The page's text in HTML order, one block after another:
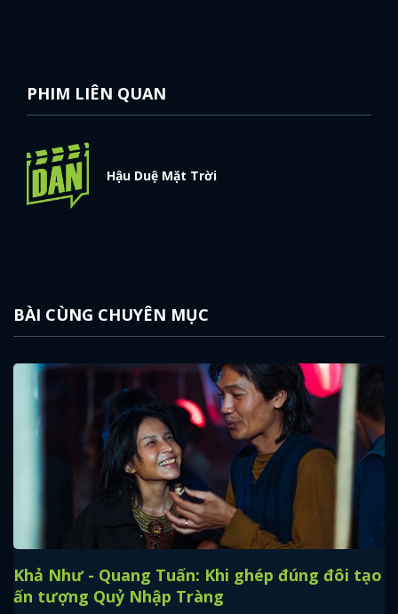
PHIM LIÊN QUAN
Hậu Duệ Mặt Trời
BÀI CÙNG CHUYÊN MỤC
Khả Như - Quang Tuấn: Khi ghép đúng đôi tạo
ấn tượng Quỷ Nhập Tràng